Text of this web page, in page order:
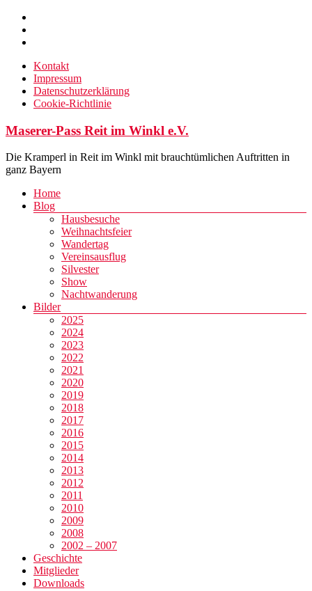
Zum
Inhalt
springen
Kontakt
Impressum
Datenschutzerklärung
Cookie-Richtlinie
Maserer-Pass Reit im Winkl e.V.
Die Kramperl in Reit im Winkl mit brauchtümlichen Auftritten in
ganz Bayern
Menü
Home
Blog
Hausbesuche
Weihnachtsfeier
Wandertag
Vereinsausflug
Silvester
Show
Nachtwanderung
Bilder
2025
2024
2023
2022
2021
2020
2019
2018
2017
2016
2015
2014
2013
2012
2011
2010
2009
2008
2002 – 2007
Geschichte
Mitglieder
Downloads